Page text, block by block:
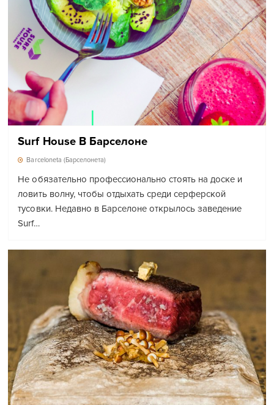
Surf House В Барселоне
Barceloneta (Барселонета)
Не обязательно профессионально стоять на доске и
ловить волну, чтобы отдыхать среди серферской
тусовки. Недавно в Барселоне открылось заведение
Surf…